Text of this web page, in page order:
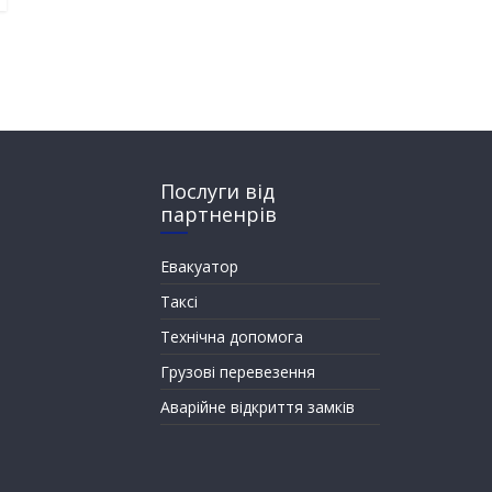
Послуги від
партненрів
Евакуатор
Таксі
Технічна допомога
Грузові перевезення
Аварійне відкриття замків